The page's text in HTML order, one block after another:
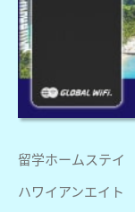
留学ホームステイ
ハワイアンエイト